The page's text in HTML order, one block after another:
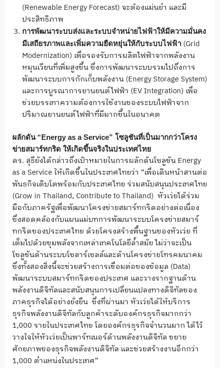
(Renewable Energy Forecast) จะต้องแม่นยำ และมี
ประสิทธิภาพ
การพัฒนาระบบส่งและระบบจำหน่ายไฟฟ้าให้มีความมั่นคง
มีเสถียรภาพและเพิ่มความยืดหยุ่นให้กับระบบไฟฟ้า (Grid
Modernization) เพื่อรองรับการผลิตไฟฟ้าจากพลังงาน
หมุนเวียนที่เพิ่มสูงขึ้น ซึ่งการพัฒนาระบบรวมไปถึงการ
พัฒนาระบบการกักเก็บพลังงาน (Energy Storage System)
และการบูรณาการยานยนต์ไฟฟ้า (EV Integration) เพื่อ
ช่วยบรรเทาความต้องการใช้งานของระบบไฟฟ้าจาก
ปริมาณยานยนต์ไฟฟ้าที่มีมากขึ้นในอนาคต
ผลักดัน “Energy as a Service” โซลูชันที่เป็นมากกว่าโครง
ข่ายสมาร์ทกริด ให้เกิดขึ้นจริงในประเทศไทย
ดร. สุธียังได้กล่าวถึงเป้าหมายในการผลักดันโซลูชัน Energy
as a Service ให้เกิดขึ้นในประเทศไทยว่า “เพื่อเดินหน้าสานต่อ
พันธกิจเติบโตพร้อมกับประเทศไทย ร่วมสนับสนุนประเทศไทย
(Grow in Thailand, Contribute to Thailand) หัวเว่ยได้ร่วม
มือกับภาครัฐเพื่อพัฒนาโครงข่ายสมาร์ทกริดอย่างต่อเนื่อง
ซึ่งสอดคล้องกับแผนแม่บทการพัฒนาระบบโครงข่ายสมาร์
ทกริดของประเทศไทย ด้วยโครงสร้างพื้นฐานของหัวเว่ย ที่
เต็มไปด้วยขุมพลังจากเหล่าเทคโนโลยีล้ำสมัย ไม่ว่าจะเป็น
โซลูชันด้านระบบโซลาร์เซลล์และด้านโครงข่ายโทรคมนาคม
ซึ่งทั้งสองสิ่งนี้จะช่วยสร้างการเชื่อมต่อของข้อมูล (Data)
พัฒนาระบบสมาร์ทกริดของประเทศ และวางรากฐานด้าน
พลังงานดิจิทัลและสนับสนุนการเปลี่ยนแปลงทางดิจิทัลของ
ภาคธุรกิจได้อย่างยั่งยืน ซึ่งที่ผ่านมา หัวเว่ยได้ให้บริการ
ธุรกิจพลังงานดิจิทัลกับลูกค้าระดับองค์กรธุรกิจมากกว่า
1,000 รายในประเทศไทย โดยองค์กรธุรกิจจำนวนมาก ได้ไว้
วางใจให้หัวเว่ยเป็นพาร์ทเนอร์ด้านพลังงานดิจิทัล ขยาย
ศักยภาพของธุรกิจพลังงานดิจิทัล และช่วยสร้างงานอีกกว่า
1,000 ตำแหน่งในประเทศ”